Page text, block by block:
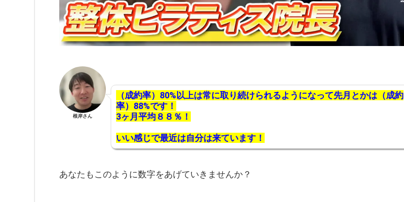
根岸さん
（成約率）80%以上は常に取り続けられるようになって先月とかは（成約
率）88%です！
3ヶ月平均８８％！
いい感じで最近は自分は来ています！
あなたもこのように数字をあげていきませんか？